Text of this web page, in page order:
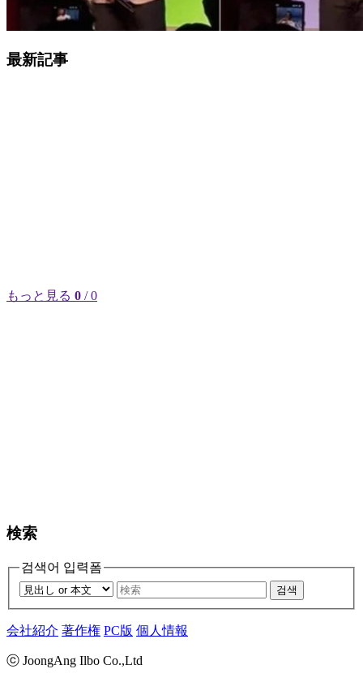
最新記事
もっと見る 0 / 0
検索
검색어 입력폼
검색
会社紹介 著作権 PC版 個人情報
ⓒ JoongAng Ilbo Co.,Ltd